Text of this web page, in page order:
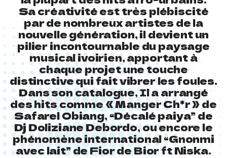
Sa créativité est très plébiscité
par de nombreux artistes de la
nouvelle génération, il devient un
pilier incontournable du paysage
musical ivoirien, apportant à
chaque projet une touche
distinctive qui fait vibrer les foules.
Dans son catalogue, Il a arrangé
des hits comme « Manger Ch*r » de
Safarel Obiang, “Décalé paiya” de
Dj Doliziane Debordo, ou encore le
phénomène international “Gnonmi
avec lait” de Fior de Bior ft Niska.